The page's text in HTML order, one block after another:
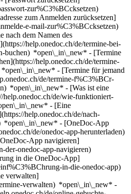
zur%C3%BCcksetzen)
zum Anmelden zurücksetzen]
e-mail-zur%C3%BCcksetzen)
nach dem Namen des
help.onedoc.ch/de/termine-bei-
buchen) *open\_in\_new* - [Termine
help.onedoc.ch/de/termine-
- [Termine für jemand
de/termine-f%C3%BCr-
*open\_in\_new* - [Was ist eine
help.onedoc.ch/de/wie-funktioniert-
- [Eine
help.onedoc.ch/de/nach-
*open\_in\_new* - [OneDoc-App
de/onedoc-app-herunterladen)
App navigieren]
der-onedoc-app-navigieren)
in die OneDoc-App]
in-die-onedoc-app)
small.jpg "Dr. med. Bela Molnar, HNO-Arzt in Liestal")](https://www.onedoc.ch/de/hno-arzt/liestal/ptxu/dr-med-bela-molnar) ### [Dr. med. Bela Molnar](https://www.onedoc.ch/de/hno-arzt/liestal/ptxu/dr-med-bela-molnar) ![Abzeichen, das ein verifiziertes Profil kennzeichnet](https://www.onedoc.ch/assets/images/icons/checkmark.svg) HNO-Arzt [HNO Praxis Dr. Molnar](https://www.onedoc.ch/de/medizinische-praxis/liestal/em5k/hno-praxis-dr-molnar) Bahnhofplatz 11 4410 Liestal ![Patient mit Pluszeichen, der anzeigt, dass neue Patienten angenommen werden](https://www.onedoc.ch/assets/images/icons/new-patients.svg)Akzeptiert neue Patienten [Termin buchen](https://www.onedoc.ch/de/hno-arzt/liestal/ptxu/dr-med-bela-molnar) Expertisen:[Tinnitus](https://www.onedoc.ch/de/tinnitus/liestal), [Cochlea-Implantat | Hörprothese](https://www.onedoc.ch/de/cochlea-implantat-horprothese/liestal), [Hörgerät](https://www.onedoc.ch/de/horgerat/liestal), [Pädiatrisches Hörgerät](https://www.onedoc.ch/de/padiatrisches-horgerat/liestal)Mehr anzeigen *chevron\_left* Mo. 03 Aug. *chevron\_right* Mehr Termine anzeigen *error\_outline* Beim Laden der Verfügbarkeiten ist ein Fehler aufgetreten [Erneut versuchen](https://www.onedoc.ch) Expertisen:[Tinnitus](https://www.onedoc.ch/de/tinnitus/liestal), [Cochlea-Implantat | Hörprothese](https://www.onedoc.ch/de/cochlea-implantat-horprothese/liestal), [Hörgerät](https://www.onedoc.ch/de/horgerat/liestal), [Pädiatrisches Hörgerät](https://www.onedoc.ch/de/padiatrisches-horgerat/liestal)Mehr anzeigen [![Dr. med. André Dias, HNO-Arzt in Liestal](https://assets.onedoc.ch/images/users/f71650d58f969c32867454e99f4ba901772cea0b0d6b79dc380607e82a23e81f-small.jpg "Dr. med. André Dias, HNO-Arzt in Liestal")](https://www.onedoc.ch/de/hno-arzt/liestal/pcwjc/dr-med-andre-dias) ### [Dr. med. André Dias](https://www.onedoc.ch/de/hno-arzt/liestal/pcwjc/dr-med-andre-dias) ![Abzeichen, das ein verifiziertes Profil kennzeichnet](https://www.onedoc.ch/assets/images/icons/checkmark.svg) HNO-Arzt [HNO Praxis Dr. Molnar](https://www.onedoc.ch/de/medizinische-praxis/liestal/em5k/hno-praxis-dr-molnar) Bahnhofplatz 11 4410 Liestal ![Patient mit Pluszeichen, der anzeigt, dass neue Patienten angenommen werden](https://www.onedoc.ch/assets/images/icons/new-patients.svg)Akzeptiert neue Patienten [Termin buchen](https://www.onedoc.ch/de/hno-arzt/liestal/pcwjc/dr-med-andre-dias) Expertisen:[Schlafstörungen | Schlafprobleme](https://www.onedoc.ch/de/schlafstorungen-schlafprobleme/liestal), [Schlafapnoe](https://www.onedoc.ch/de/schlafapnoe/liestal), [Pädiatrisches Hörgerät](https://www.onedoc.ch/de/padiatrisches-horgerat/liestal), [Hörtest | Audiometrie](https://www.onedoc.ch/de/hortest-audiometrie/liestal), [Schnarchen](https://www.onedoc.ch/de/schnarchen/liestal)Mehr anzeigen *chevron\_left* Mo. 03 Aug. *chevron\_right* Mehr Termine anzeigen *error\_outline* Beim Laden der Verfügbarkeiten ist ein Fehler aufgetreten [Erneut versuchen](https://www.onedoc.ch) Expertisen:[Schlafstörungen | Schlafprobleme](https://www.onedoc.ch/de/schlafstorungen-schlafprobleme/liestal), [Schlafapnoe](https://www.onedoc.ch/de/schlafapnoe/liestal), [Pädiatrisches Hörgerät](https://www.onedoc.ch/de/padiatrisches-horgerat/liestal), [Hörtest | Audiometrie](https://www.onedoc.ch/de/hortest-audiometrie/liestal), [Schnarchen](https://www.onedoc.ch/de/schnarchen/liestal)Mehr anzeigen [![Dr. med. Birgit Zumbühl-Kauer, HNO-Ärztin in Liestal](https://assets.onedoc.ch/images/users/ea61a50253573ddfa20ca552b224208624a0346a035fb0b1dc5e62e495f7ce9e-small.jpg "Dr. med. Birgit Zumbühl-Kauer, HNO-Ärztin in Liestal")](https://www.onedoc.ch/de/hno-arztin/liestal/pcwjd/dr-med-birgit-zumbuhl-kauer) ### [Dr. med. Birgit Zumbühl-Kauer](https://www.onedoc.ch/de/hno-arztin/liestal/pcwjd/dr-med-birgit-zumbuhl-kauer) HNO-Ärztin [HNO Praxis Dr. Molnar](https://www.onedoc.ch/de/medizinische-praxis/liestal/em5k/hno-praxis-dr-molnar) Bahnhofplatz 11 4410 Liestal ![Patient mit Pluszeichen, der anzeigt, dass neue Patienten angenommen werden](https://www.onedoc.ch/assets/images/icons/new-patients.svg)Akzeptiert neue Patienten [Termin buchen](https://www.onedoc.ch/de/hno-arztin/liestal/pcwjd/dr-med-birgit-zumbuhl-kauer) [![Dr. med. Eva Orosz, HNO-Ärztin in Liestal](https://assets.onedoc.ch/images/users/e83a2678ecb23edcf39436a9ad2092191aef0a03f292bfe2f853f4a1b141929a-small.jpg "Dr. med. Eva Orosz, HNO-Ärztin in Liestal")](https://www.onedoc.ch/de/hno-arztin/liestal/pcwjb/dr-med-eva-orosz) ### [Dr. med. Eva Orosz](https://www.onedoc.ch/de/hno-arztin/liestal/pcwjb/dr-med-eva-orosz) HNO-Ärztin [HNO Praxis Dr. Molnar](https://www.onedoc.ch/de/medizinische-praxis/liestal/em5k/hno-praxis-dr-molnar) Bahnhofplatz 11 4410 Liestal ![Patient mit Pluszeichen, der anzeigt, dass neue Patienten angenommen werden](https://www.onedoc.ch/assets/images/icons/new-patients.svg)Akzeptiert neue Patienten [Termin buchen](https://www.onedoc.ch/de/hno-arztin/liestal/pcwjb/dr-med-eva-orosz) ## __HNO-Ärzte__ in der Umgebung von __Liestal__: Andere Gesundheitsfachpersonen können Online gebucht werden [![Dr. med. Lukas Horvath, HNO-Arzt in Muttenz](https://assets.onedoc.ch/images/users/51b2e8025026cae5484e57d0ff2b712a0369371bab0e20ff3b587543d62a54d3-small.jpg "Dr. med. Lukas Horvath, HNO-Arzt in Muttenz")](https://www.onedoc.ch/de/hno-arzt/muttenz/pcq8m/dr-med-lukas-horvath) ### [Dr. med. Lukas